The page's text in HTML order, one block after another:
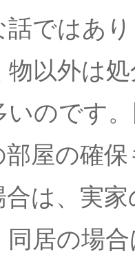
話ではあ
以外は
いのです
屋の確
合は、実
同居の場